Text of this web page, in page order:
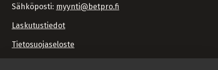
Sähköposti: myynti@betpro.fi
Laskutustiedot
Tietosuojaseloste